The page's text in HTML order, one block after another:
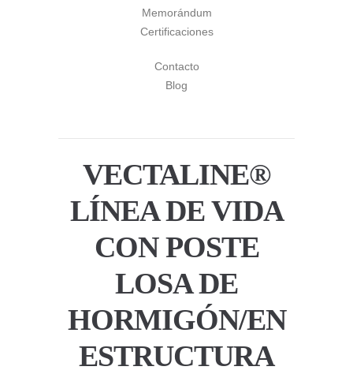
Memorándum
Certificaciones
Contacto
Blog
VECTALINE®
LÍNEA DE VIDA
CON POSTE
LOSA DE
HORMIGÓN/EN
ESTRUCTURA